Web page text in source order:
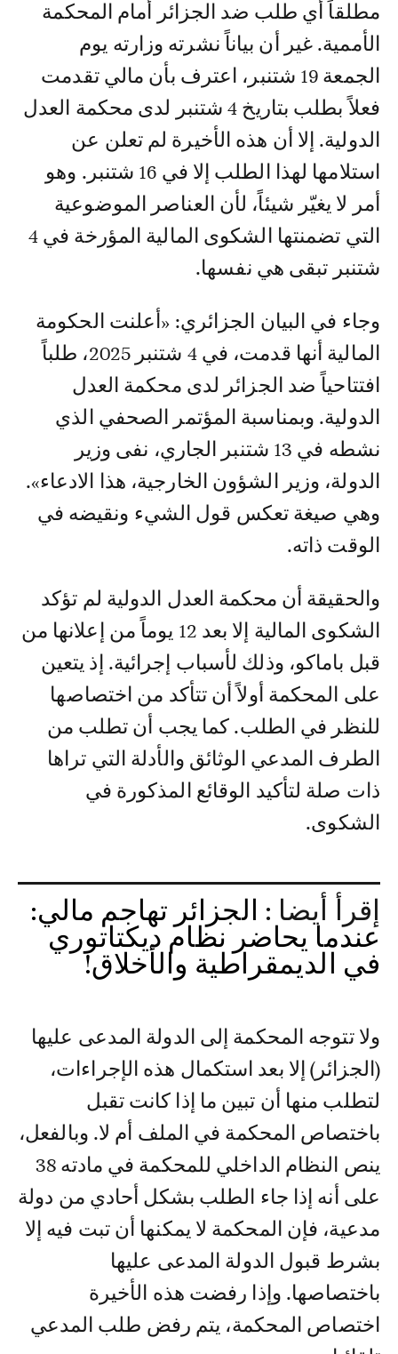
مطلقاً أي طلب ضد الجزائر أمام المحكمة
الأممية. غير أن بياناً نشرته وزارته يوم
الجمعة 19 شتنبر، اعترف بأن مالي تقدمت
فعلاً بطلب بتاريخ 4 شتنبر لدى محكمة العدل
الدولية. إلا أن هذه الأخيرة لم تعلن عن
استلامها لهذا الطلب إلا في 16 شتنبر. وهو
أمر لا يغيّر شيئاً، لأن العناصر الموضوعية
التي تضمنتها الشكوى المالية المؤرخة في 4
شتنبر تبقى هي نفسها.
وجاء في البيان الجزائري: «أعلنت الحكومة
المالية أنها قدمت، في 4 شتنبر 2025، طلباً
افتتاحياً ضد الجزائر لدى محكمة العدل
الدولية. وبمناسبة المؤتمر الصحفي الذي
نشطه في 13 شتنبر الجاري، نفى وزير
الدولة، وزير الشؤون الخارجية، هذا الادعاء».
وهي صيغة تعكس قول الشيء ونقيضه في
الوقت ذاته.
والحقيقة أن محكمة العدل الدولية لم تؤكد
الشكوى المالية إلا بعد 12 يوماً من إعلانها من
قبل باماكو، وذلك لأسباب إجرائية. إذ يتعين
على المحكمة أولاً أن تتأكد من اختصاصها
للنظر في الطلب. كما يجب أن تطلب من
الطرف المدعي الوثائق والأدلة التي تراها
ذات صلة لتأكيد الوقائع المذكورة في
الشكوى.
إقرأ أيضا : الجزائر تهاجم مالي:
عندما يحاضر نظام ديكتاتوري
في الديمقراطية والأخلاق!
ولا تتوجه المحكمة إلى الدولة المدعى عليها
(الجزائر) إلا بعد استكمال هذه الإجراءات،
لتطلب منها أن تبين ما إذا كانت تقبل
باختصاص المحكمة في الملف أم لا. وبالفعل،
ينص النظام الداخلي للمحكمة في مادته 38
على أنه إذا جاء الطلب بشكل أحادي من دولة
مدعية، فإن المحكمة لا يمكنها أن تبت فيه إلا
بشرط قبول الدولة المدعى عليها
باختصاصها. وإذا رفضت هذه الأخيرة
اختصاص المحكمة، يتم رفض طلب المدعي